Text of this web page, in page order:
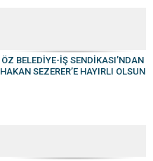
ÖZ BELEDİYE-İŞ SENDİKASI’NDAN
HAKAN SEZERER’E HAYIRLI OLSUN